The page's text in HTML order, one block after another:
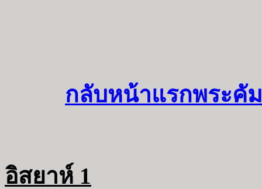
กลับหน้าแรกพระคั
อิสยาห์ 1